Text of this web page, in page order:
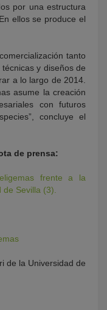
por una estructura
ellos se produce el
tanto
y diseños de
a lo largo de 2014.
asume la creación
con futuros
concluye el
de prensa:
frente a la
Sevilla (3).
de la Universidad de